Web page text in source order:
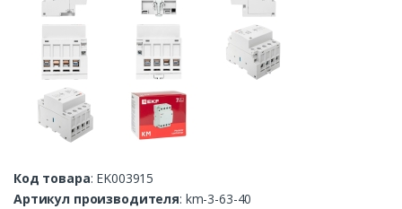
Код товара: EK003915
Артикул производителя: km-3-63-40